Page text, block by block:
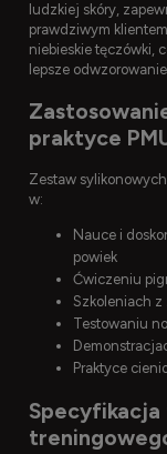
ludzkiej skóry,
prawdziwym
niebieskie tęczówki,
lepsze
praktyce
Zestaw
w:
Nauce i
powiek
Ćwiczeniu
Szkoleniach
Testowaniu
Praktyce